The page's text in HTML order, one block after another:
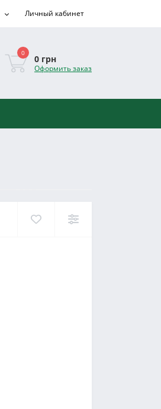
Личный кабинет
0
0 грн
Оформить заказ